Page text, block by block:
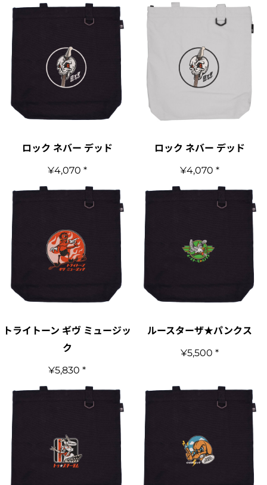
ロック ネバー デッド
¥4,070 *
ロック ネバー デッド
¥4,070*
トライトーン ギヴ ミュージッ
ク
¥5,830*
ルースターザ★パンクス
¥5,500*